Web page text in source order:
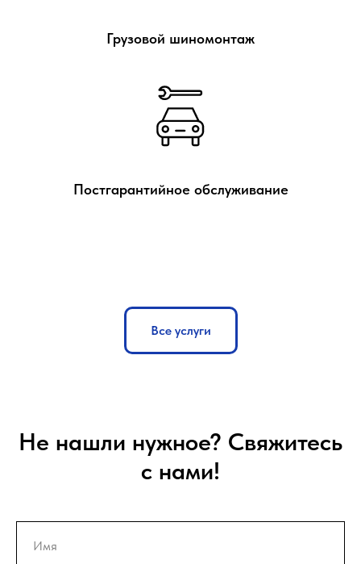
Грузовой шиномонтаж
Постгарантийное обслуживание
Все услуги
Не нашли нужное? Свяжитесь
с нами!